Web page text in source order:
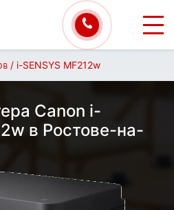
/ i-SENSYS MF212w
Canon i-
в Ростове-на-